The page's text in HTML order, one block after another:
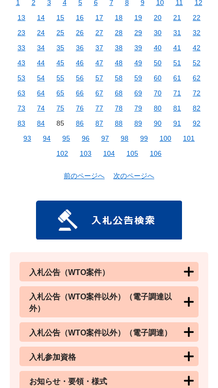
1 2 3 4 5 6 7 8 9 10 11
12
13
14 15 16 17 18 19 20 21
22
23
24 25 26 27 28 29 30 31
32
33
34 35 36 37 38 39 40 41
42
43
44 45 46 47 48 49 50 51
52
53
54 55 56 57 58 59 60 61
62
63
64 65 66 67 68 69 70 71
72
73
74 75 76 77 78 79 80 81
82
83
84 85 86 87 88 89 90 91
92
93
94 95 96 97 98 99 100
101
102
103 104 105 106
前のページへ 次のページへ
入札公告（WTO案件）
入札公告（WTO案件以外）（電子調達以
外）
入札公告（WTO案件以外）（電子調達）
入札参加資格
お知らせ・要領・様式